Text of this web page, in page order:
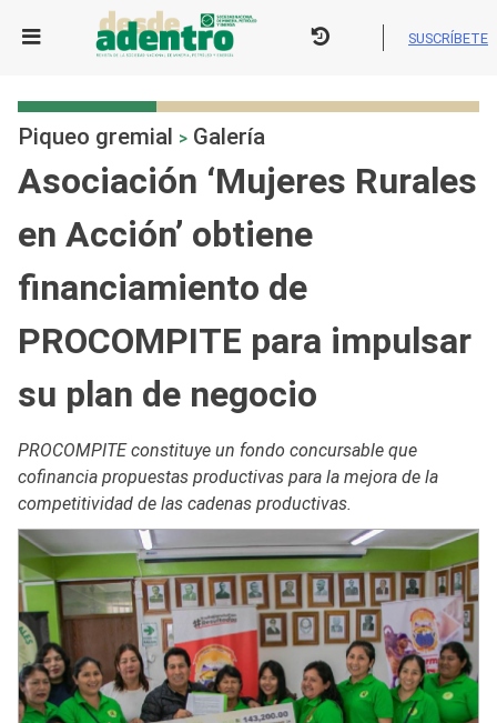
SUSCRÍBETE
Piqueo gremial > Galería
Asociación ‘Mujeres Rurales
en Acción’ obtiene
financiamiento de
PROCOMPITE para impulsar
su plan de negocio
PROCOMPITE constituye un fondo concursable que
cofinancia propuestas productivas para la mejora de la
competitividad de las cadenas productivas.